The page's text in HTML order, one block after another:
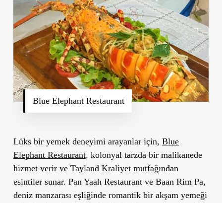
Blue Elephant Restaurant
Lüks bir yemek deneyimi arayanlar için, Blue
Elephant Restaurant, kolonyal tarzda bir malikanede
hizmet verir ve Tayland Kraliyet mutfağından
esintiler sunar. Pan Yaah Restaurantve Baan Rim Pa,
deniz manzarası eşliğinde romantik bir akşam yemeği